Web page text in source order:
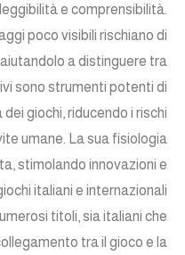
e comprensibilità.
poco visibili rischiano di
a distinguere tra
sono strumenti potenti di
giochi, riducendo i rischi
umane. La sua fisiologia
stimolando innovazioni e
italiani e internazionali
titoli, sia italiani che
tra il gioco e la